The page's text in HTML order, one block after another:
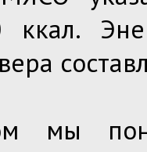
мы